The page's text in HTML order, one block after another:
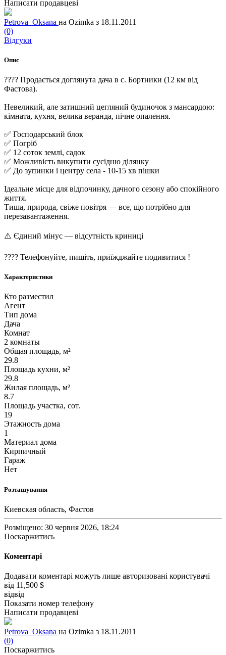
Написати продавцеві
Petrova_Oksana на Ozimka з 18.11.2011
(0)
Відгуки
Опис
???? Продається доглянута дача в с. Бортники (12 км від
Фастова).
Невеликий, але затишний цегляний будиночок з мансардою:
кімната, кухня, велика веранда, пічне опалення.
✅ Господарський блок
✅ Погріб
✅ 12 соток землі, садок
✅ Можливість викупити сусідню ділянку
✅ До зупинки і центру села - 10-15 хв пішки
Ідеальне місце для відпочинку, дачного сезону або спокійного
життя.
Тиша, природа, свіже повітря — все, що потрібно для
перезавантаження.
⚠️ Єдиний мінус — відсутність криниці
???? Телефонуйте, пишіть, приїжджайте подивитися !
Характеристики
Кто разместил
Агент
Тип дома
Дача
Комнат
2 комнаты
Общая площадь, м²
29.8
Площадь кухни, м²
29.8
Жилая площадь, м²
8.7
Площадь участка, сот.
19
Этажность дома
1
Материал дома
Кирпичный
Гараж
Нет
Розташування
Киевская область, Фастов
Розміщено: 30 червня 2026, 18:24
Поскаржитись
Коментарі
Додавати коментарі можуть лише авторизовані користувачі
від 11,500 $
відвід
Показати номер телефону
Написати продавцеві
Petrova_Oksana на Ozimka з 18.11.2011
(0)
Поскаржитись